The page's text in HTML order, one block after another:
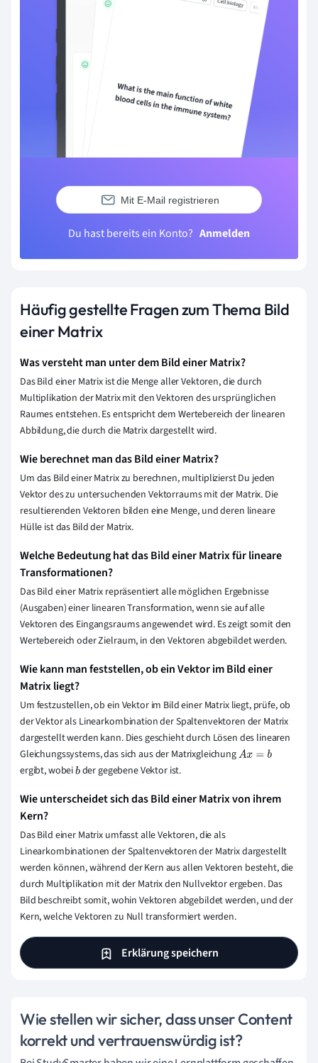
Mit E-Mail registrieren
Du hast bereits ein Konto? Anmelden
Häufig gestellte Fragen zum Thema Bild
einer Matrix
Was versteht man unter dem Bild einer Matrix?
Das Bild einer Matrix ist die Menge aller Vektoren, die durch
Multiplikation der Matrix mit den Vektoren des ursprünglichen
Raumes entstehen. Es entspricht dem Wertebereich der linearen
Abbildung, die durch die Matrix dargestellt wird.
Wie berechnet man das Bild einer Matrix?
Um das Bild einer Matrix zu berechnen, multiplizierst Du jeden
Vektor des zu untersuchenden Vektorraums mit der Matrix. Die
resultierenden Vektoren bilden eine Menge, und deren lineare
Hülle ist das Bild der Matrix.
Welche Bedeutung hat das Bild einer Matrix für lineare
Transformationen?
Das Bild einer Matrix repräsentiert alle möglichen Ergebnisse
(Ausgaben) einer linearen Transformation, wenn sie auf alle
Vektoren des Eingangsraums angewendet wird. Es zeigt somit den
Wertebereich oder Zielraum, in den Vektoren abgebildet werden.
Wie kann man feststellen, ob ein Vektor im Bild einer
Matrix liegt?
Um festzustellen, ob ein Vektor im Bild einer Matrix liegt, prüfe, ob
der Vektor als Linearkombination der Spaltenvektoren der Matrix
dargestellt werden kann. Dies geschieht durch Lösen des linearen
Gleichungssystems, das sich aus der MatrixgleichungAx= b
ergibt, wobeibder gegebene Vektor ist.
Wie unterscheidet sich das Bild einer Matrix von ihrem
Kern?
Das Bild einer Matrix umfasst alle Vektoren, die als
Linearkombinationen der Spaltenvektoren der Matrix dargestellt
werden können, während der Kern aus allen Vektoren besteht, die
durch Multiplikation mit der Matrix den Nullvektor ergeben. Das
Bild beschreibt somit, wohin Vektoren abgebildet werden, und der
Kern, welche Vektoren zu Null transformiert werden.
Erklärung speichern
Wie stellen wir sicher, dass unser Content
korrekt und vertrauenswürdig ist?